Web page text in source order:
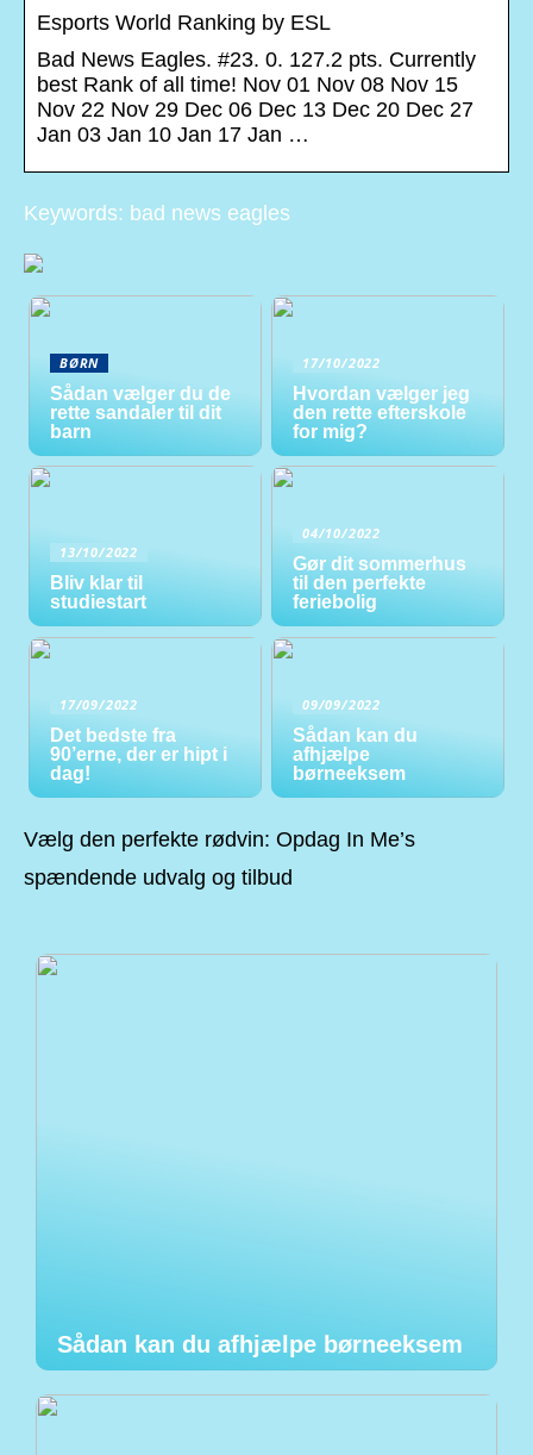
Esports World Ranking by ESL
Bad News Eagles. #23. 0. 127.2 pts. Currently
best Rank of all time! Nov 01 Nov 08 Nov 15
Nov 22 Nov 29 Dec 06 Dec 13 Dec 20 Dec 27
Jan 03 Jan 10 Jan 17 Jan …
Keywords: bad news eagles
BØRN
Sådan vælger du de
rette sandaler til dit
barn
17/10/2022
Hvordan vælger jeg
den rette efterskole
for mig?
13/10/2022
Bliv klar til
studiestart
04/10/2022
Gør dit sommerhus
til den perfekte
feriebolig
17/09/2022
Det bedste fra
90’erne, der er hipt i
dag!
09/09/2022
Sådan kan du
afhjælpe
børneeksem
Vælg den perfekte rødvin: Opdag In Me’s
spændende udvalg og tilbud
Sådan kan du afhjælpe børneeksem